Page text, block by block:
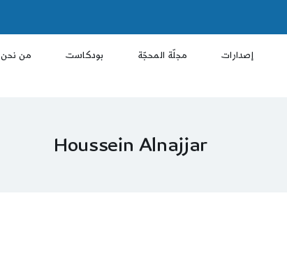
إصدارات مجلّة المحجّة بودكاست من نحن
Houssein Alnajjar